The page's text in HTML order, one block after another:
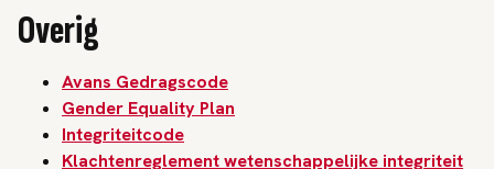
Overig
Avans Gedragscode
Gender Equality Plan
Integriteitcode
Klachtenreglement wetenschappelijke integriteit